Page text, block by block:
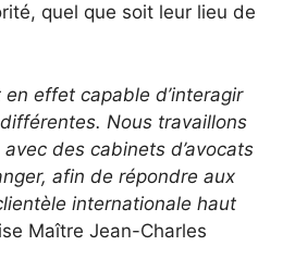
quel que soit leur lieu de
effet capable d’interagir
Nous travaillons
des cabinets d’avocats
afin de répondre aux
internationale haut
Maître Jean-Charles